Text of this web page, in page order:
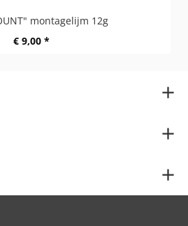
montagelijm 12g
€ 9,00 *